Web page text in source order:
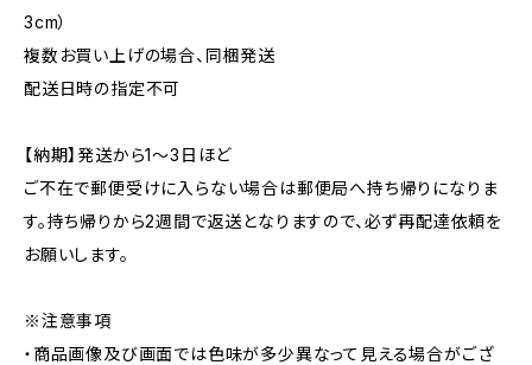
3cm）
複数お買い上げの場合、同梱発送
配送日時の指定不可
【納期】発送から1〜3日ほど
ご不在で郵便受けに入らない場合は郵便局へ持ち帰りになりま
す。持ち帰りから2週間で返送となりますので、必ず再配達依頼を
お願いします。
※注意事項
・商品画像及び画面では色味が多少異なって見える場合がござ